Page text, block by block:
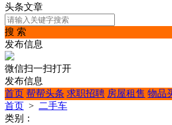
头条文章
搜 索
发布信息
微信扫一扫打开
发布信息
首页 帮帮头条 求职招聘 房屋租售 物品
首页 > 二手车
类别：